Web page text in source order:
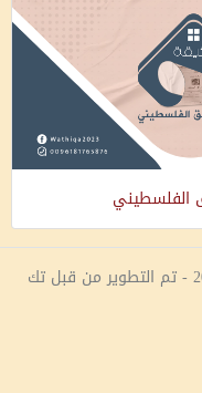
الفلسطيني
جميع الحقوق محفوظة لصالح هوية©2020 - تم التطوير من قبل تك